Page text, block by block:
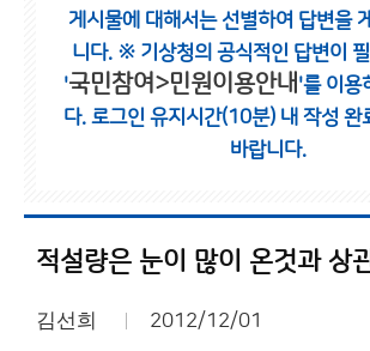
게시물에 대해서는 선별하여 답변을
니다. ※ 기상청의 공식적인 답변이
'국민참여>민원이용안내 '를 이용
다. 로그인 유지시간(10분) 내 작성 완
바랍니다.
김선희 2012/12/01